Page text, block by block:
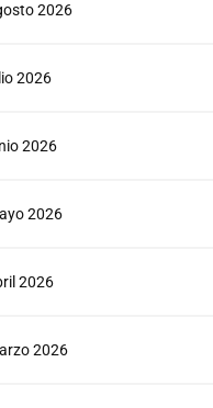
2026
2026
2026
2026
2026
2026